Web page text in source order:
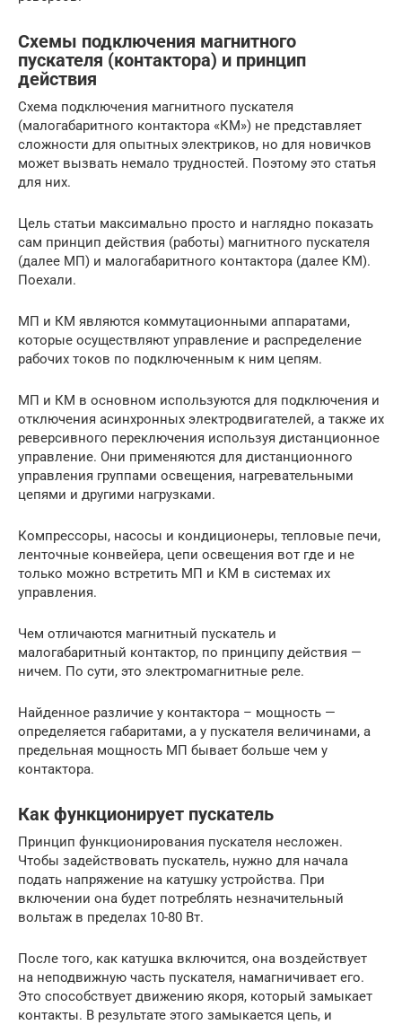
Схемы подключения магнитного
пускателя (контактора) и принцип
действия
Схема подключения магнитного пускателя
(малогабаритного контактора «КМ») не представляет
сложности для опытных электриков, но для новичков
может вызвать немало трудностей. Поэтому это статья
для них.
Цель статьи максимально просто и наглядно показать
сам принцип действия (работы) магнитного пускателя
(далее МП) и малогабаритного контактора (далее КМ).
Поехали.
МП и КМ являются коммутационными аппаратами,
которые осуществляют управление и распределение
рабочих токов по подключенным к ним цепям.
МП и КМ в основном используются для подключения и
отключения асинхронных электродвигателей, а также их
реверсивного переключения используя дистанционное
управление. Они применяются для дистанционного
управления группами освещения, нагревательными
цепями и другими нагрузками.
Компрессоры, насосы и кондиционеры, тепловые печи,
ленточные конвейера, цепи освещения вот где и не
только можно встретить МП и КМ в системах их
управления.
Чем отличаются магнитный пускатель и
малогабаритный контактор, по принципу действия —
ничем. По сути, это электромагнитные реле.
Найденное различие у контактора – мощность —
определяется габаритами, а у пускателя величинами, а
предельная мощность МП бывает больше чем у
контактора.
Как функционирует пускатель
Принцип функционирования пускателя несложен.
Чтобы задействовать пускатель, нужно для начала
подать напряжение на катушку устройства. При
включении она будет потреблять незначительный
вольтаж в пределах 10-80 Вт.
После того, как катушка включится, она воздействует
на неподвижную часть пускателя, намагничивает его.
Это способствует движению якоря, который замыкает
контакты. В результате этого замыкается цепь, и